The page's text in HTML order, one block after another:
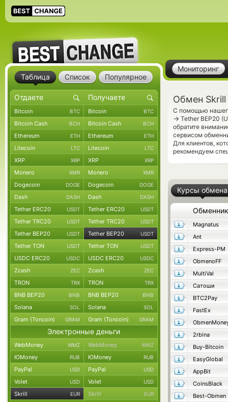
Мониторинг
Обмен Skrill
С помощью
→ Tether BEP20
обратите
сервисом
Для клиентов,
рекомендуем
Курсы обмена
Обменник
Magnatus
Ant
Express-PM
ObmenoFF
MultiVal
Сатоши
BTC2Pay
FastEx
2rbina
Buy-Bitcoin
EasyGlobal
AppBit
CoinsBlack
Best-Obmen
Таблица Список Популярное
Bitcoin BTC Bitcoin BTC
Bitcoin Cash BCH Bitcoin Cash BCH
Ethereum ETH Ethereum ETH
Litecoin LTC Litecoin LTC
XRP XRP XRP XRP
Monero XMR Monero XMR
Dogecoin DOGE Dogecoin DOGE
Dash DASH Dash DASH
Tether ERC20 USDT Tether ERC20 USDT
Tether TRC20 USDT Tether TRC20 USDT
Tether BEP20 USDT Tether BEP20 USDT
Tether TON USDT Tether TON USDT
USDC ERC20 USDC USDC ERC20 USDC
Zcash ZEC Zcash ZEC
TRON TRX TRON TRX
BNB BEP20 BNB BNB BEP20 BNB
Solana SOL Solana SOL
Gram (Toncoin) GRAM Gram (Toncoin) GRAM
Электронные деньги
WebMoney WMZ WebMoney WMZ
ЮMoney RUB ЮMoney RUB
PayPal USD PayPal USD
Volet USD Volet USD
Skrill EUR Skrill EUR